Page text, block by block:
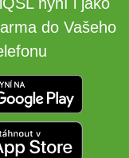
do Vašeho